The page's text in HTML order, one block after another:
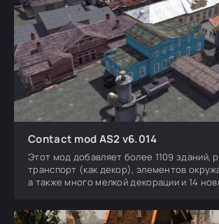
Contact mod AS2 v6.014
Этот мод добавляет более 1109 зданий,
транспорт (как декор), элементов
а также много мелкой декорации и 14